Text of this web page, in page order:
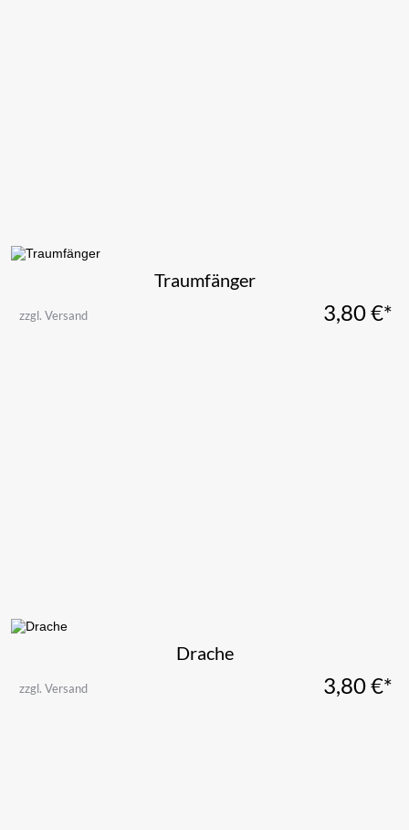
Traumfänger
zzgl. Versand 3,80€*
Drache
zzgl. Versand 3,80€*